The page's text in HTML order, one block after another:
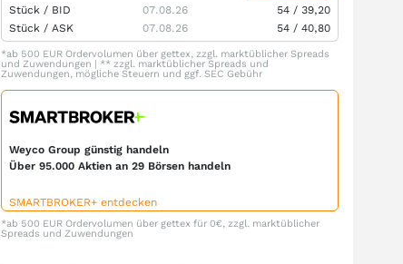
Stück / BID 07.08.26 54 / 39,20
Stück / ASK 07.08.26 54 / 40,80
*ab 500 EUR Ordervolumen über gettex, zzgl. marktüblicher Spreads
und Zuwendungen | ** zzgl. marktüblicher Spreads und
Zuwendungen, mögliche Steuern und ggf. SEC Gebühr
Weyco Group günstig handeln
Über 95.000 Aktien an 29 Börsen handeln
SMARTBROKER+ entdecken
*ab 500 EUR Ordervolumen über gettex für 0€, zzgl. marktüblicher
Spreads und Zuwendungen